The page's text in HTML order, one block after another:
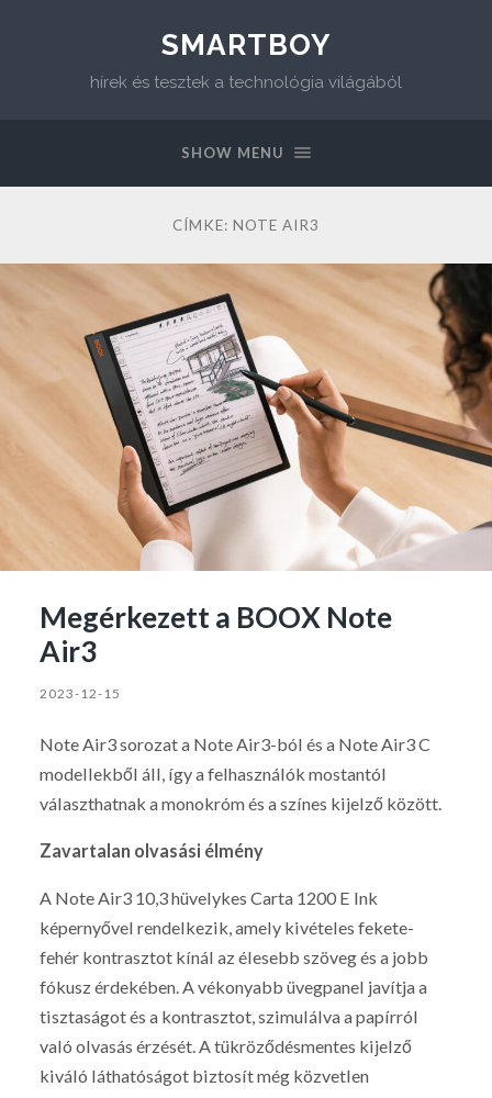
SMARTBOY
hírek és tesztek a technológia világából
SHOW MENU
CÍMKE: NOTE AIR3
Megérkezett a BOOX Note
Air3
2023-12-15
Note Air3 sorozat a Note Air3-ból és a Note Air3 C
modellekből áll, így a felhasználók mostantól
választhatnak a monokróm és a színes kijelző között.
Zavartalan olvasási élmény
A Note Air3 10,3 hüvelykes Carta 1200 E Ink
képernyővel rendelkezik, amely kivételes fekete-
fehér kontrasztot kínál az élesebb szöveg és a jobb
fókusz érdekében. A vékonyabb üvegpanel javítja a
tisztaságot és a kontrasztot, szimulálva a papírról
való olvasás érzését. A tükröződésmentes kijelző
kiváló láthatóságot biztosít még közvetlen